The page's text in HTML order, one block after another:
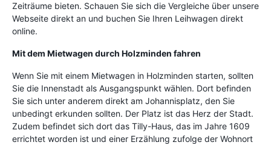
Zeiträume bieten. Schauen Sie sich die Vergleiche über unsere
Webseite direkt an und buchen Sie Ihren Leihwagen direkt
online.
Mit dem Mietwagen durch Holzminden fahren
Wenn Sie mit einem Mietwagen in Holzminden starten, sollten
Sie die Innenstadt als Ausgangspunkt wählen. Dort befinden
Sie sich unter anderem direkt am Johannisplatz, den Sie
unbedingt erkunden sollten. Der Platz ist das Herz der Stadt.
Zudem befindet sich dort das Tilly-Haus, das im Jahre 1609
errichtet worden ist und einer Erzählung zufolge der Wohnort